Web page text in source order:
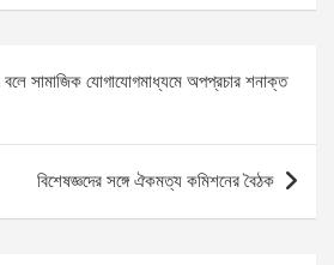
ar
বলে সামাজিক যোগাযোগমাধ্যমে অপপ্রচার শনাক্ত
বিশেষজ্ঞদের সঙ্গে ঐকমত্য কমিশনের বৈঠক